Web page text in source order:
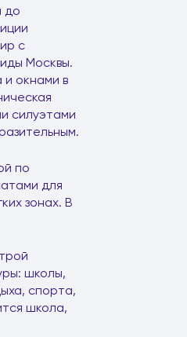
до
с
Москвы.
окнами в
силуэтами
по
для
зонах. В
школы,
спорта,
школа,